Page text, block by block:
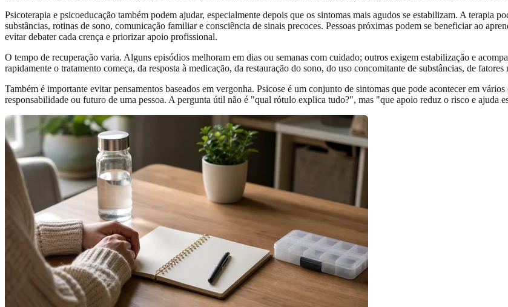
Psicoterapia e psicoeducação também podem ajudar, especialmente depois que os sintomas mais agudos se estabilizam. A terapia
substâncias, rotinas de sono, comunicação familiar e consciência de sinais precoces. Pessoas próximas podem se beneficiar ao
evitar debater cada crença e priorizar apoio profissional.
O tempo de recuperação varia. Alguns episódios melhoram em dias ou semanas com cuidado; outros exigem estabilização e
rapidamente o tratamento começa, da resposta à medicação, da restauração do sono, do uso concomitante de substâncias, de
Também é importante evitar pensamentos baseados em vergonha. Psicose é um conjunto de sintomas que pode acontecer em
responsabilidade ou futuro de uma pessoa. A pergunta útil não é "qual rótulo explica tudo?", mas "que apoio reduz o risco e ajuda